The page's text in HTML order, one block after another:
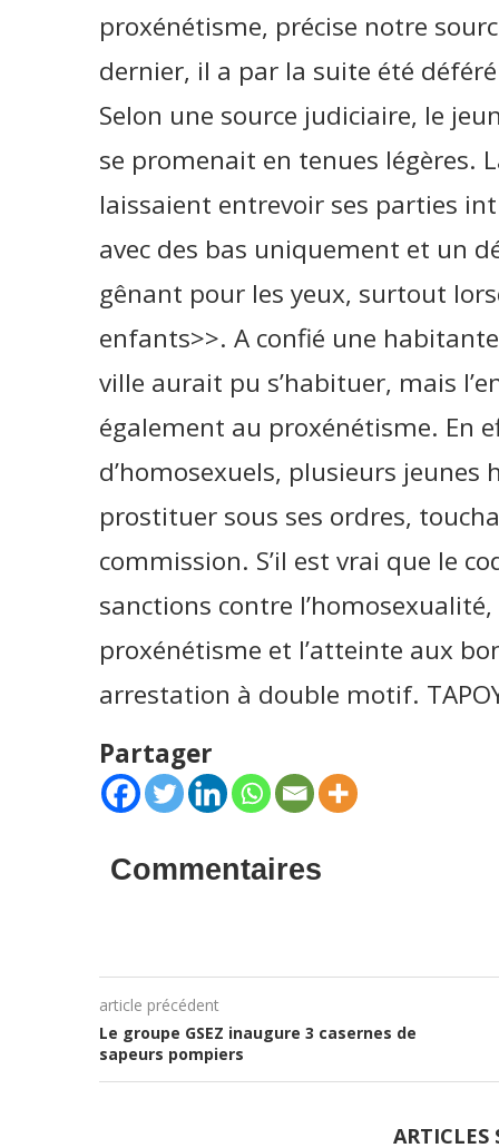
proxénétisme, précise notre
dernier, il a par la suite été
Selon une source judiciaire, le
se promenait en tenues légères.
laissaient entrevoir ses parties
avec des bas uniquement et un
gênant pour les yeux, surtout
enfants>>. A confié une
ville aurait pu s’habituer, mais
également au proxénétisme. En
d’homosexuels, plusieurs
prostituer sous ses ordres,
commission. S’il est vrai que le
sanctions contre
proxénétisme et l’atteinte aux
arrestation à double motif.
Partager
Commentaires
article précédent
Le groupe GSEZ inaugure 3 casernes de
sapeurs pompiers
ARTICLES